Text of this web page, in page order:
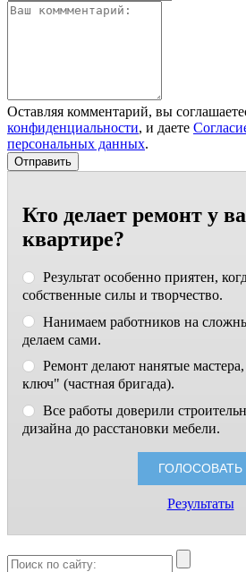
Оставляя комментарий, вы
конфиденциальности, и даете
персональных данных.
Кто делает ремонт у
квартире?
Результат особенно приятен,
собственные силы и творчество.
Нанимаем работников на
делаем сами.
Ремонт делают нанятые
ключ" (частная бригада).
Все работы доверили
дизайна до расстановки мебели.
Результаты